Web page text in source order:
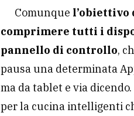
Comunque
comprimere tutti i
pannello di controllo,
pausa una determinata
ma da tablet e via
per la cucina intelligenti